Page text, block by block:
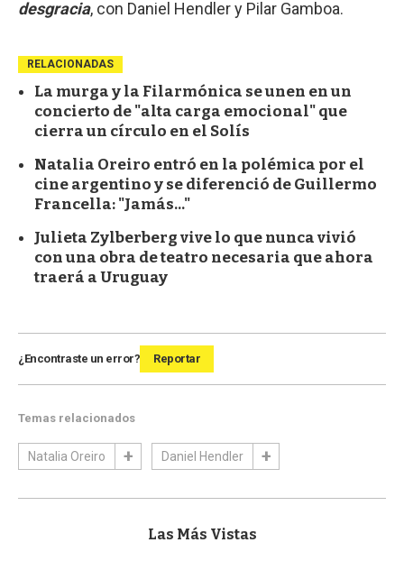
desgracia, con Daniel Hendler y Pilar Gamboa.
RELACIONADAS
La murga y la Filarmónica se unen en un
concierto de "alta carga emocional" que
cierra un círculo en el Solís
Natalia Oreiro entró en la polémica por el
cine argentino y se diferenció de Guillermo
Francella: "Jamás..."
Julieta Zylberberg vive lo que nunca vivió
con una obra de teatro necesaria que ahora
traerá a Uruguay
¿Encontraste un error? Reportar
Temas relacionados
Natalia Oreiro Daniel Hendler
Las Más Vistas